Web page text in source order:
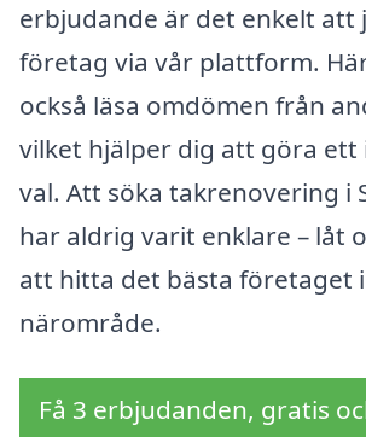
erbjudande är det enkelt att
företag via vår plattform.
också läsa omdömen från
vilket hjälper dig att göra
val. Att söka takrenovering i
har aldrig varit enklare – låt
att hitta det bästa företaget
närområde.
Få 3 erbjudanden, gratis